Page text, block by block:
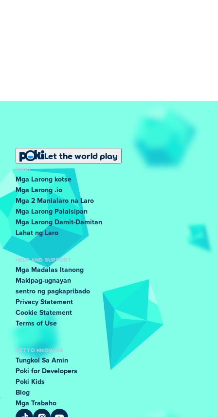
Let the world play
SIKAT
Mga Larong kotse
Mga Larong .io
Mga 2 Manlalaro na Laro
Mga Larong Palaisipan
Mga Larong Damit-Damitan
Lahat ng Laro
HELP AND SUPPORT
Mga Madalas Itanong
Makipag-ugnayan
sentro ng pagkapribado
Privacy Statement
Cookie Statement
Terms of Use
GET TO KNOW US
Tungkol Sa Amin
Poki for Developers
Poki Kids
Blog
Mga Trabaho